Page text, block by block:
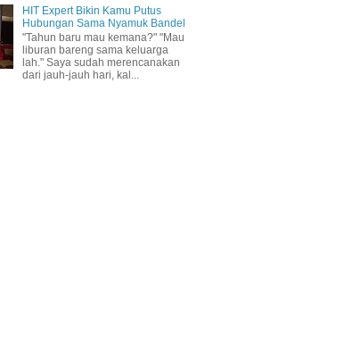
HIT Expert Bikin Kamu Putus
Hubungan Sama Nyamuk Bandel
"Tahun baru mau kemana?" "Mau
liburan bareng sama keluarga
lah." Saya sudah merencanakan
dari jauh-jauh hari, kal...